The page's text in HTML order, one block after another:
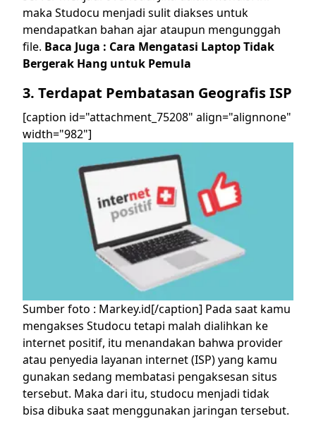
maka Studocu menjadi sulit diakses untuk
mendapatkan bahan ajar ataupun mengunggah
file. Baca Juga : Cara Mengatasi Laptop Tidak
Bergerak Hang untuk Pemula
3. Terdapat Pembatasan Geografis ISP
[caption id="attachment_75208" align="alignnone"
width="982"]
Sumber foto : Markey.id[/caption] Pada saat kamu
mengakses Studocu tetapi malah dialihkan ke
internet positif, itu menandakan bahwa provider
atau penyedia layanan internet (ISP) yang kamu
gunakan sedang membatasi pengaksesan situs
tersebut. Maka dari itu, studocu menjadi tidak
bisa dibuka saat menggunakan jaringan tersebut.